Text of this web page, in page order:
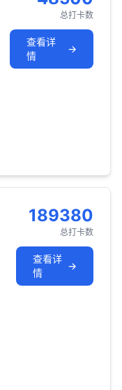
总打卡数
查看详
情
→
189380
总打卡数
查看详
情
→